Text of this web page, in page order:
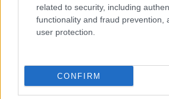
related to security, including
functionality and fraud prevention,
user protection.
CONFIRM